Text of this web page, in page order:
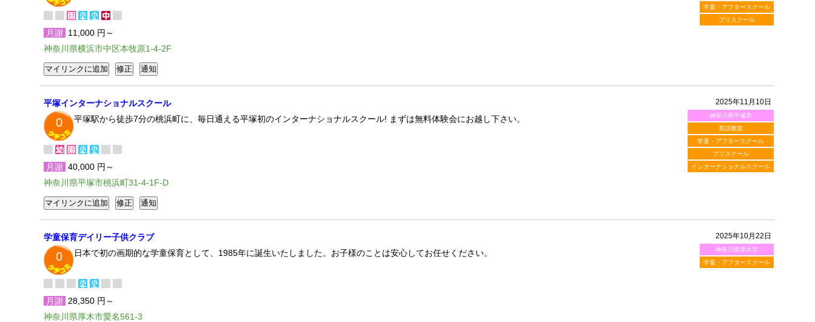
学童・アフタースクール
プリスクール
月謝 11,000 円～
神奈川県横浜市中区本牧原1-4-2F
2025年11月10日
神奈川県平塚市
英語教室
学童・アフタースクール
プリスクール
インターナショナルスクール
平塚インターナショナルスクール
0 平塚駅から徒歩7分の桃浜町に、毎日通える平塚初のインターナショナルスクール! まずは無料体験会にお越し下さい。
月謝 40,000 円～
神奈川県平塚市桃浜町31-4-1F-D
2025年10月22日
神奈川県厚木市
学童・アフタースクール
学童保育デイリー子供クラブ
0 日本で初の画期的な学童保育として、1985年に誕生いたしました。お子様のことは安心してお任せください。
月謝 28,350 円～
神奈川県厚木市愛名561-3